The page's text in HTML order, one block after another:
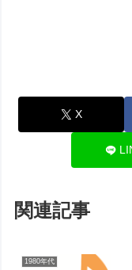
X
関連記事
1980年代